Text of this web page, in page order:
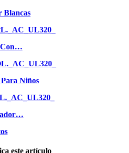
Blancas
Con…
Niños
este artículo